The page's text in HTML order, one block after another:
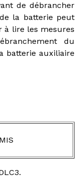
de débrancher
la batterie peut
à lire les mesures
du
batterie auxiliaire